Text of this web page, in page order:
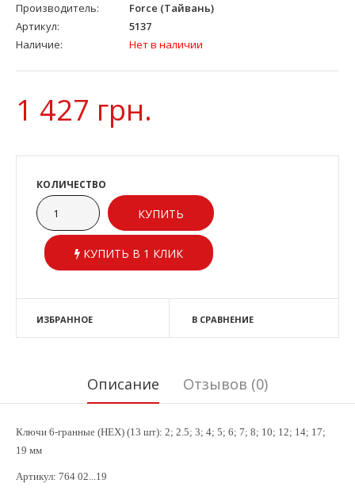
Производитель:
Force (Тайвань)
Артикул:
5137
Наличие:
Нет в наличии
1 427 грн.
КОЛИЧЕСТВО
КУПИТЬ В 1 КЛИК
ИЗБРАННОЕ В СРАВНЕНИЕ
Описание Отзывов (0)
Ключи 6-гранные (HEX) (13 шт): 2; 2.5; 3; 4; 5; 6; 7; 8; 10; 12; 14; 17;
19 мм
Артикул: 764 02...19